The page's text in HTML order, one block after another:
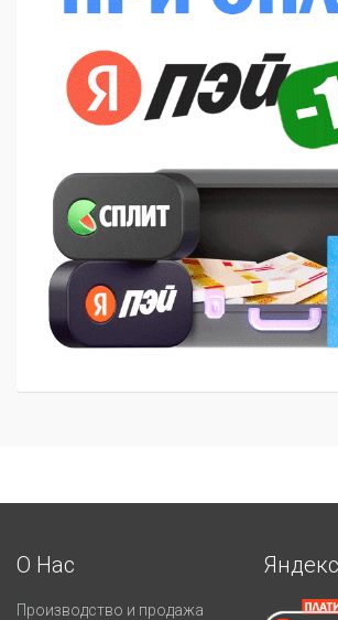
О Нас
Производство и продажа